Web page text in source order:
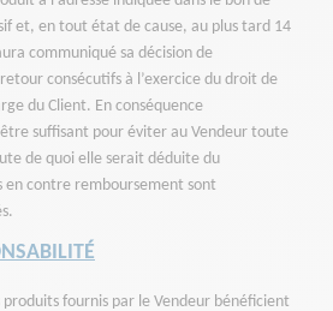
et, en tout état de cause, au plus tard 14
communiqué sa décision de
consécutifs à l’exercice du droit de
du Client. En conséquence
suffisant pour éviter au Vendeur toute
de quoi elle serait déduite du
en contre remboursement sont
produits fournis par le Vendeur bénéficient